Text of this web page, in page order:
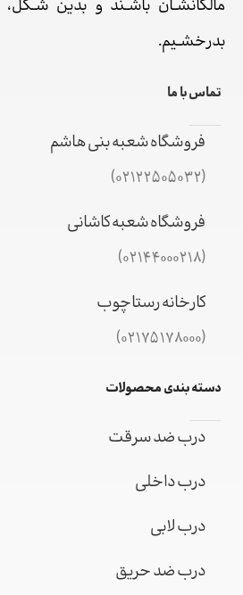
مالکانشـان باشـند و بدین شـکل،
بدرخشـیم.
تماس با ما
فروشگاه شعبه بنی هاشم
(02122505032)
فروشگاه شعبه کاشانی
(02144000218)
کارخانه رستاچوب
(02175178000)
دسته بندی محصولات
درب ضد سرقت
درب داخلی
درب لابی
درب ضد حریق